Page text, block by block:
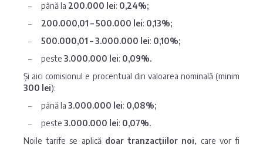
până la 200.000 lei: 0,24%;
200.000,01 – 500.000 lei: 0,13%;
500.000,01 – 3.000.000 lei: 0,10%;
peste 3.000.000 lei: 0,09%.
Și aici comisionul e procentual din valoarea nominală (minim
300 lei):
până la 3.000.000 lei: 0,08%;
peste 3.000.000 lei: 0,07%.
Noile tarife se aplică doar tranzacțiilor noi, care vor fi